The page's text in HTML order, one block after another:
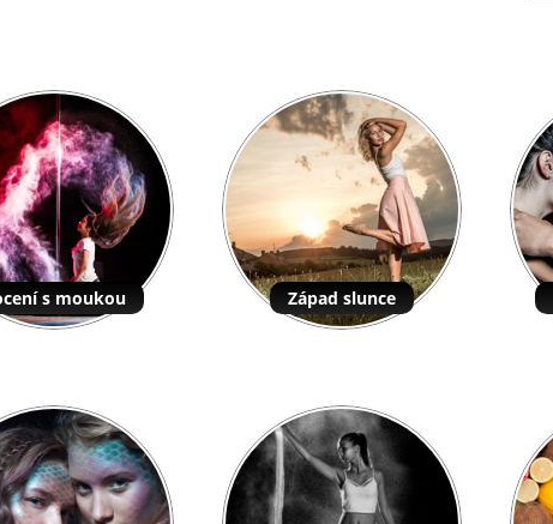
s moukou Západ slunce